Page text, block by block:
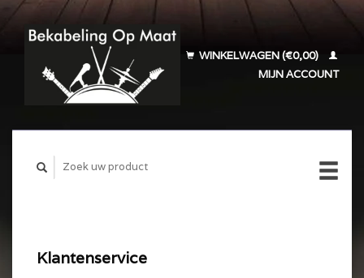
WINKELWAGEN (€0,00)
MIJN ACCOUNT
Klantenservice